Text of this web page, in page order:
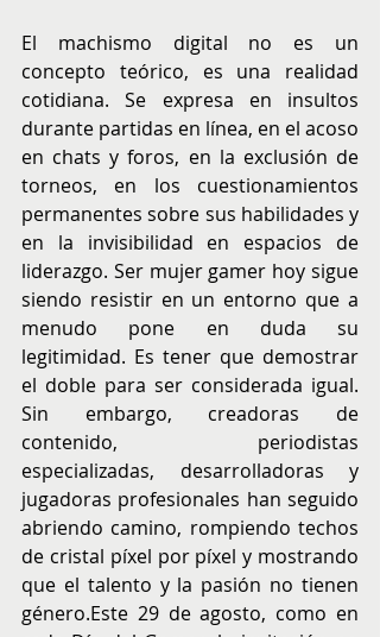
El machismo digital no es un
concepto teórico, es una realidad
cotidiana. Se expresa en insultos
durante partidas en línea, en el acoso
en chats y foros, en la exclusión de
torneos, en los cuestionamientos
permanentes sobre sus habilidades y
en la invisibilidad en espacios de
liderazgo. Ser mujer gamer hoy sigue
siendo resistir en un entorno que a
menudo pone en duda su
legitimidad. Es tener que demostrar
el doble para ser considerada igual.
Sin embargo, creadoras de
contenido, periodistas
especializadas, desarrolladoras y
jugadoras profesionales han seguido
abriendo camino, rompiendo techos
de cristal píxel por píxel y mostrando
que el talento y la pasión no tienen
género.Este 29 de agosto, como en